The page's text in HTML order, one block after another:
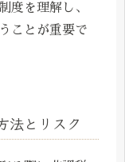
度を理解し、
ことが重要で
法とリスク